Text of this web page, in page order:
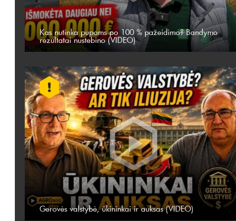
Kas nutinka pupoms po 100 % pažeidimo? Bandymo
rezultatai nustebino (VIDEO)
Gerovės valstybė, ūkininkai ir auksas (VIDEO)